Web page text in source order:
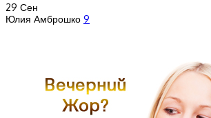
29 Сен
Юлия Амброшко 9